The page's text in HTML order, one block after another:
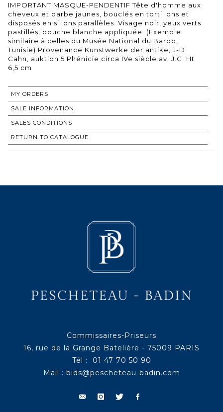
IMPORTANT MASQUE-PENDENTIF Tête d'homme aux
cheveux et barbe jaunes, bouclés en tortillons et
disposés en sillons parallèles. Visage noir, yeux verts
pastillés, bouche blanche appliquée. (Exemple
similaire à celles du Musée National du Bardo,
Tunisie) Provenance Kunstwerke der antike, J-D
Cahn, auktion 5 Phénicie circa IVe siècle av. J.C. Ht
6,5 cm
MY ORDERS
SALE INFORMATION
SALES CONDITIONS
RETURN TO CATALOGUE
Commissaires-Priseurs
16, rue de la Grange Batelière - 75009 PARIS
Tél : 01 47 70 50 90
Mail : bids@pescheteau-badin.com